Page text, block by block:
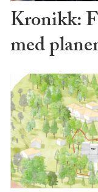
Kronikk:
med